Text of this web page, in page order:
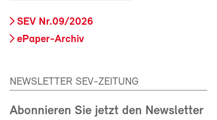
SEV Nr.09/2026
ePaper-Archiv
NEWSLETTER SEV-ZEITUNG
Abonnieren Sie jetzt den Newsletter